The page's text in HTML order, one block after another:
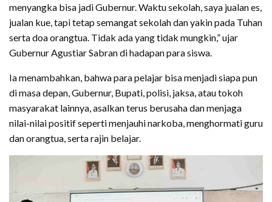
menyangka bisa jadi Gubernur. Waktu sekolah, saya jualan es,
jualan kue, tapi tetap semangat sekolah dan yakin pada Tuhan
serta doa orangtua. Tidak ada yang tidak mungkin,” ujar
Gubernur Agustiar Sabran di hadapan para siswa.
‎Ia menambahkan, bahwa para pelajar bisa menjadi siapa pun
di masa depan, Gubernur, Bupati, polisi, jaksa, atau tokoh
masyarakat lainnya, asalkan terus berusaha dan menjaga
nilai-nilai positif seperti menjauhi narkoba, menghormati guru
dan orangtua, serta rajin belajar.